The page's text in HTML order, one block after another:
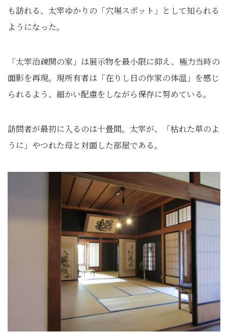
も訪れる、太宰ゆかりの「穴場スポット」として知られる
ようになった。
「太宰治疎開の家」は展示物を最小限に抑え、極力当時の
面影を再現。現所有者は「在りし日の作家の体温」を感じ
られるよう、細かい配慮をしながら保存に努めている。
訪問者が最初に入るのは十畳間。太宰が、「枯れた草のよ
うに」やつれた母と対面した部屋である。